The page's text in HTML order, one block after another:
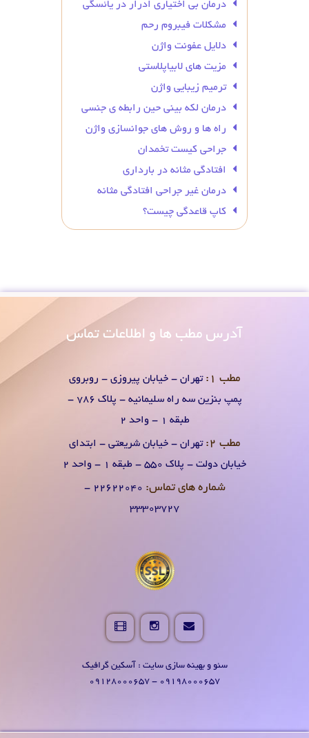
درمان بی‌ اختیاری ادرار در یائسگی
مشکلات فیبروم رحم
دلایل عفونت واژن
مزیت های لابیاپلاستی
ترمیم زیبایی واژن
درمان لکه بینی حین رابطه ی جنسی
راه ها و روش های جوانسازی واژن
جراحی کیست تخمدان
افتادگی مثانه در بارداری
درمان غیر جراحی افتادگی مثانه
کاپ قاعدگی چیست؟
آدرس مطب ها و اطلاعات تماس
مطب 1:
تهران - خیابان پیروزی - روبروی
پمپ بنزین سه راه سلیمانیه - پلاک 786 -
طبقه 1 - واحد 2
مطب 2:
تهران - خیابان شریعتی - ابتدای
خیابان دولت - پلاک 550 - طبقه 1 - واحد 2
شماره های تماس:
۲۲۶۲۲۰۴0 -
۳۳۳۰۳۷۲۷
سئو و بهینه سازی سایت : آسکین گرافیک
09198000657 - 09128000657